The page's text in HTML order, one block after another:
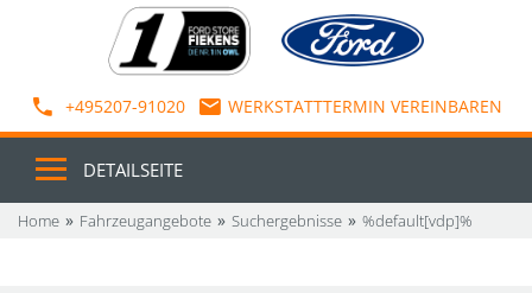
+495207-91020 WERKSTATTTERMIN VEREINBAREN
DETAILSEITE
Home Fahrzeugangebote Suchergebnisse %default[vdp]%